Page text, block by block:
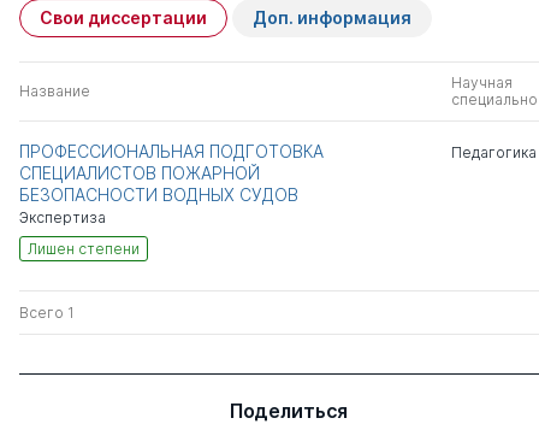
Свои диссертации Доп. информация
Название
Научная
ПРОФЕССИОНАЛЬНАЯ ПОДГОТОВКА
СПЕЦИАЛИСТОВ ПОЖАРНОЙ
БЕЗОПАСНОСТИ ВОДНЫХ СУДОВ
Экспертиза
Лишен степени
Педагогика
Всего 1
Поделиться